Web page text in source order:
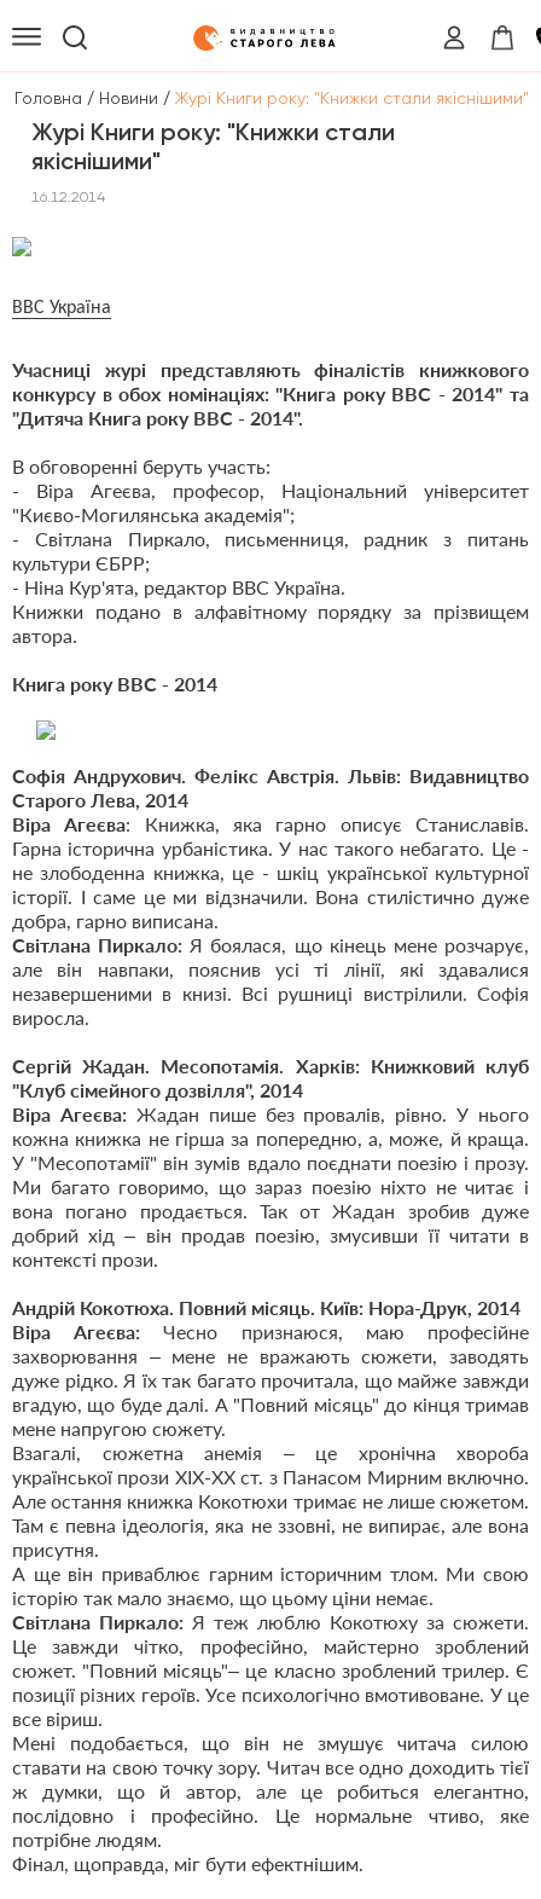
Головна / Новини / Журі Книги року: "Книжки стали якіснішими"
Журі Книги року: "Книжки стали
якіснішими"
16.12.2014
ВВС Україна
Учасниці журі представляють фіналістів книжкового
конкурсу в обох номінаціях: "Книга року ВВС - 2014" та
"Дитяча Книга року ВВС - 2014".
В обговоренні беруть участь:
- Віра Агеєва, професор, Національний університет
"Києво-Могилянська академія";
- Світлана Пиркало, письменниця, радник з питань
культури ЄБРР;
- Ніна Кур'ята, редактор ВВС Україна.
Книжки подано в алфавітному порядку за прізвищем
автора.
Книга року ВВС - 2014
Софія Андрухович. Фелікс Австрія. Львів: Видавництво
Старого Лева, 2014
Віра Агеєва: Книжка, яка гарно описує Станиславів.
Гарна історична урбаністика. У нас такого небагато. Це -
не злободенна книжка, це - шкіц української культурної
історії. І саме це ми відзначили. Вона стилістично дуже
добра, гарно виписана.
Світлана Пиркало: Я боялася, що кінець мене розчарує,
але він навпаки, пояснив усі ті лінії, які здавалися
незавершеними в книзі. Всі рушниці вистрілили. Софія
виросла.
Сергій Жадан. Месопотамія. Харків: Книжковий клуб
"Клуб сімейного дозвілля", 2014
Віра Агеєва: Жадан пише без провалів, рівно. У нього
кожна книжка не гірша за попередню, а, може, й краща.
У "Месопотамії" він зумів вдало поєднати поезію і прозу.
Ми багато говоримо, що зараз поезію ніхто не читає і
вона погано продається. Так от Жадан зробив дуже
добрий хід – він продав поезію, змусивши її читати в
контексті прози.
Андрій Кокотюха. Повний місяць. Київ: Нора-Друк, 2014
Віра Агеєва:
Чесно признаюся, маю професійне
захворювання – мене не вражають сюжети, заводять
дуже рідко. Я їх так багато прочитала, що майже завжди
вгадую, що буде далі. А "Повний місяць" до кінця тримав
мене напругою сюжету.
Взагалі, сюжетна анемія – це хронічна хвороба
української прози ХІХ-ХХ ст. з Панасом Мирним включно.
Але остання книжка Кокотюхи тримає не лише сюжетом.
Там є певна ідеологія, яка не ззовні, не випирає, але вона
присутня.
А ще він приваблює гарним історичним тлом. Ми свою
історію так мало знаємо, що цьому ціни немає.
Світлана Пиркало: Я теж люблю Кокотюху за сюжети.
Це завжди чітко, професійно, майстерно зроблений
сюжет. "Повний місяць"– це класно зроблений трилер. Є
позиції різних героїв. Усе психологічно вмотивоване. У це
все віриш.
Мені подобається, що він не змушує читача силою
ставати на свою точку зору. Читач все одно доходить тієї
ж думки, що й автор, але це робиться елегантно,
послідовно і професійно. Це нормальне чтиво, яке
потрібне людям.
Фінал, щоправда, міг бути ефектнішим.